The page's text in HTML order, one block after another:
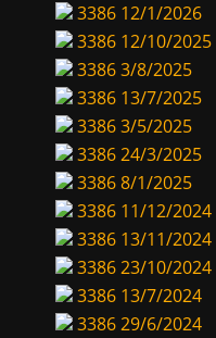
3386 12/1/2026
3386 12/10/2025
33863/8/2025
3386 13/7/2025
33863/5/2025
338624/3/2025
33868/1/2025
3386 11/12/2024
3386 13/11/2024
338623/10/2024
3386 13/7/2024
338629/6/2024